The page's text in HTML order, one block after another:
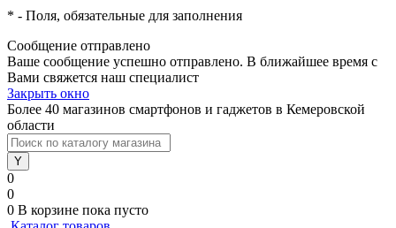
* - Поля, обязательные для заполнения
Сообщение отправлено
Ваше сообщение успешно отправлено. В ближайшее время с
Вами свяжется наш специалист
Закрыть окно
Более 40 магазинов смартфонов и гаджетов в Кемеровской
области
0
0
0 В корзине пока пусто